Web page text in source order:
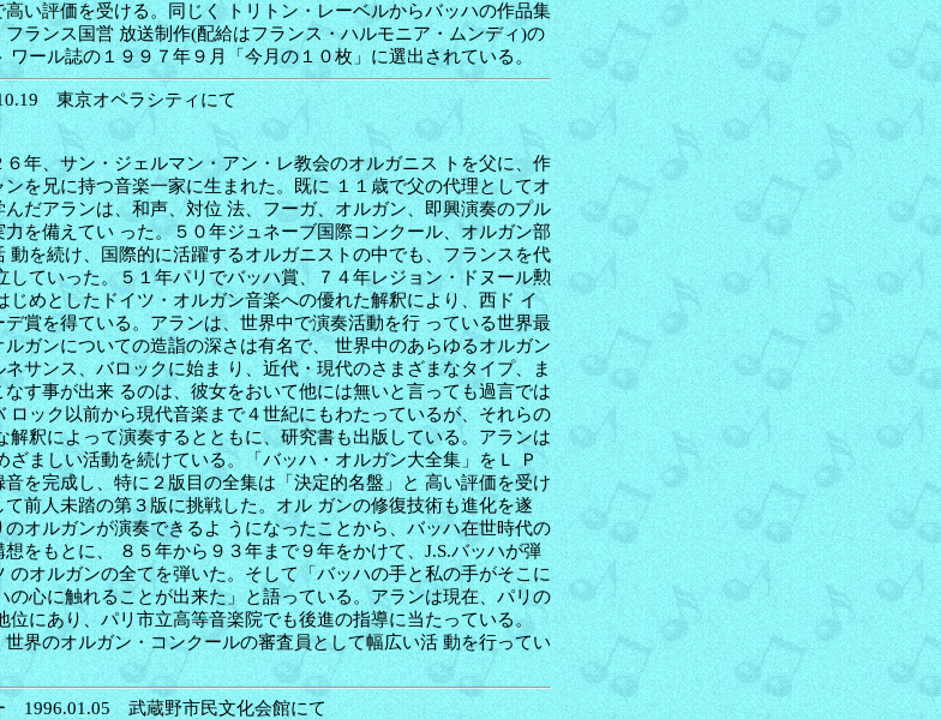
い評価を受ける。同じく トリトン・レーベルからバッハの作品集
ランス国営 放送制作(配給はフランス・ハルモニア・ムンディ)の
ワール誌の１９９７年９月「今月の１０枚」に選出されている。
東京オペラシティにて
年、サン・ジェルマン・アン・レ教会のオルガニス トを父に、作
を兄に持つ音楽一家に生まれた。既に １１歳で父の代理としてオ
だアランは、和声、対位 法、フーガ、オルガン、即興演奏のプル
を備えてい った。５０年ジュネーブ国際コンクール、オルガン部
動を続け、国際的に活躍するオルガニストの中でも、フランスを代
していった。５１年パリでバッハ賞、７４年レジョン・ドヌール勲
じめとしたドイツ・オルガン音楽への優れた解釈により、西ド イ
賞を得ている。アランは、世界中で演奏活動を行 っている世界最
ガンについての造詣の深さは有名で、 世界中のあらゆるオルガン
サンス、バロックに始ま り、近代・現代のさまざまなタイプ、ま
す事が出来 るのは、彼女をおいて他には無いと言っても過言では
ロック以前から現代音楽まで４世紀にもわたっているが、それらの
解釈によって演奏するとともに、研究書も出版している。アランは
ざましい活動を続けている。「バッハ・オルガン大全集」をＬ Ｐ
を完成し、特に２版目の全集は「決定的名盤」と 高い評価を受け
前人未踏の第３版に挑戦した。オル ガンの修復技術も進化を遂
オルガンが演奏できるよ うになったことから、バッハ在世時代の
想をもとに、 ８５年から９３年まで９年をかけて、J.S.バッハが弾
のオルガンの全てを弾いた。そして「バッハの手と私の手がそこに
の心に触れることが出来た」と語っている。アランは現在、パリの
位にあり、パリ市立高等音楽院でも後進の指導に当たっている。
界のオルガン・コンクールの審査員として幅広い活 動を行ってい
1996.01.05 武蔵野市民文化会館にて